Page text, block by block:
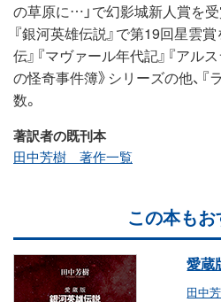
の草原に…」で幻影城新人賞を
『銀河英雄伝説』で第19回星雲
伝』『マヴァール年代記』『アル
の怪奇事件簿》シリーズの他、『
数。
著訳者の既刊本
田中芳樹 著作一覧
この本も
愛蔵
田中